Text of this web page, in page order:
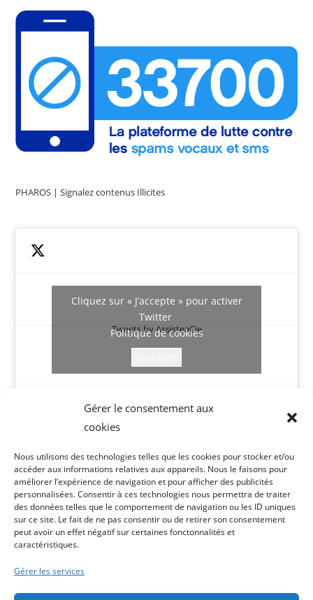
Gérer le consentement aux
cookies
Nous utilisons des technologies telles que les cookies pour stocker et/ou
accéder aux informations relatives aux appareils. Nous le faisons pour
améliorer l’expérience de navigation et pour afficher des publicités
personnalisées. Consentir à ces technologies nous permettra de traiter
des données telles que le comportement de navigation ou les ID uniques
sur ce site. Le fait de ne pas consentir ou de retirer son consentement
peut avoir un effet négatif sur certaines fonctonnalités et
caractéristiques.
Gérer les services
PHAROS | Signalez contenus Illicites
Tweets by AssisteaCie
Cliquez sur « J’accepte » pour activer
Twitter
Politique de cookies
[custom-twitter-feeds feed=1]